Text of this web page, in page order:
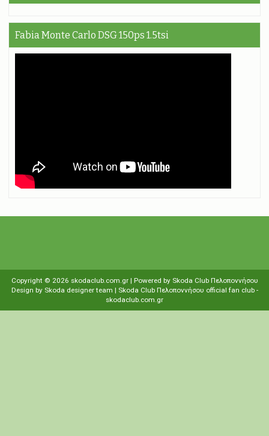
Fabia Monte Carlo DSG 150ps 1.5tsi
Copyright © 2026 skodaclub.com.gr | Powered by Skoda Club Πελοποννήσου
Design by Skoda designer team | Skoda Club Πελοποννήσου οfficial fan club -
skodaclub.com.gr